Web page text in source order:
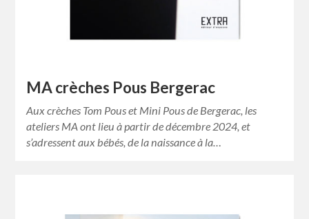
MA crèches Pous Bergerac
Aux crèches Tom Pous et Mini Pous de Bergerac, les
ateliers MA ont lieu à partir de décembre 2024, et
s’adressent aux bébés, de la naissance à la…